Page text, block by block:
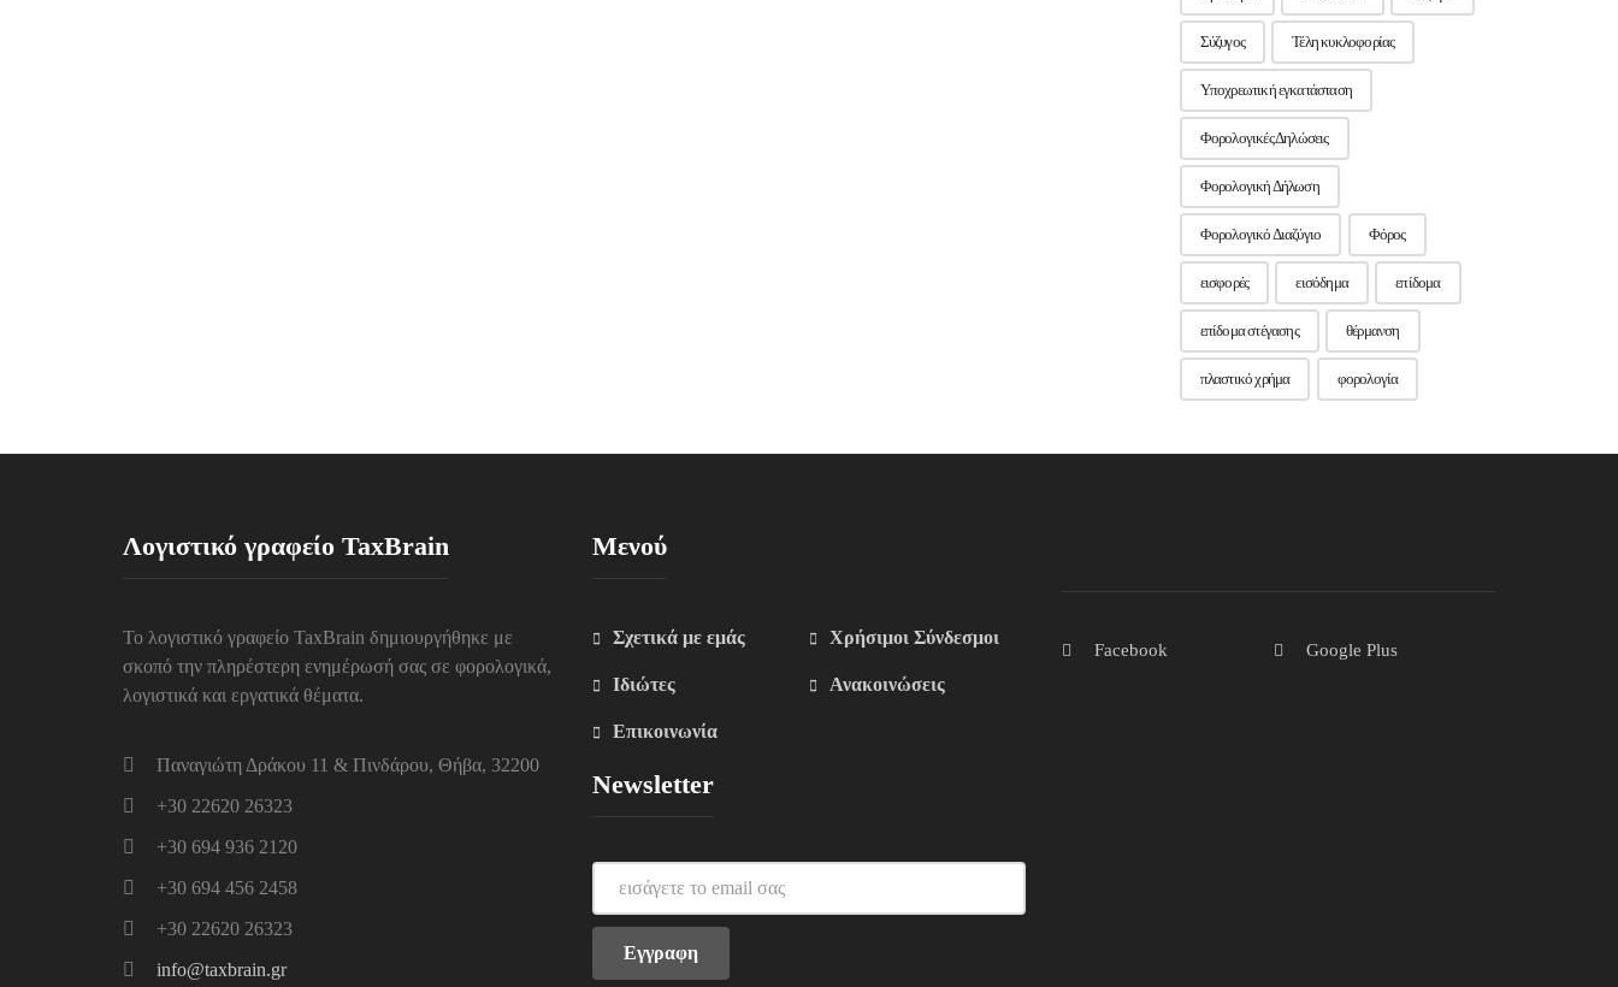
Σύζυγος Τέλη κυκλοφορίας
Υποχρεωτική εγκατάσταση
Φορολογικές Δηλώσεις
Φορολογική Δήλωση
Φορολογικό Διαζύγιο Φόρος
εισφορές εισόδημα επίδομα
επίδομα στέγασης θέρμανση
πλαστικό χρήμα φορολογία
Λογιστικό γραφείο TaxBrain
Το λογιστικό γραφείο TaxBrain δημιουργήθηκε με
σκοπό την πληρέστερη ενημέρωσή σας σε φορολογικά,
λογιστικά και εργατικά θέματα.
Παναγιώτη Δράκου 11 & Πινδάρου, Θήβα, 32200
+30 22620 26323
+30 694 936 2120
+30 694 456 2458
+30 22620 26323
info@taxbrain.gr
Μενού
Σχετικά με εμάς Χρήσιμοι Σύνδεσμοι
Ιδιώτες Ανακοινώσεις
Επικοινωνία
Newsletter
Facebook Google Plus